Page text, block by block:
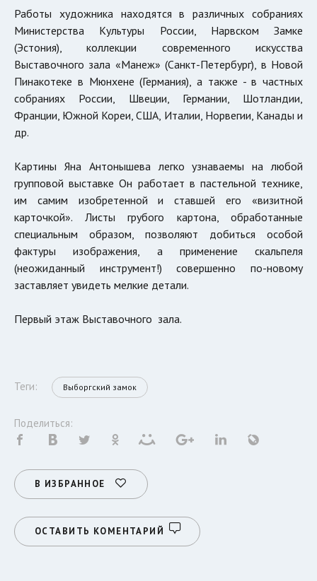
Работы художника находятся в различных собраниях
Министерства Культуры России, Нарвском Замке
(Эстония), коллекции современного искусства
Выставочного зала «Манеж» (Санкт-Петербург), в Новой
Пинакотеке в Мюнхене (Германия), а также - в частных
собраниях России, Швеции, Германии, Шотландии,
Франции, Южной Кореи, США, Италии, Норвегии, Канады и
др.
Картины Яна Антонышева легко узнаваемы на любой
групповой выставке Он работает в пастельной технике,
им самим изобретенной и ставшей его «визитной
карточкой». Листы грубого картона, обработанные
специальным образом, позволяют добиться особой
фактуры изображения, а применение скальпеля
(неожиданный инструмент!) совершенно по-новому
заставляет увидеть мелкие детали.
Первый этаж Выставочного зала.
Теги: Выборгский замок
Поделиться:
В ИЗБРАННОЕ
ОСТАВИТЬ КОМЕНТАРИЙ